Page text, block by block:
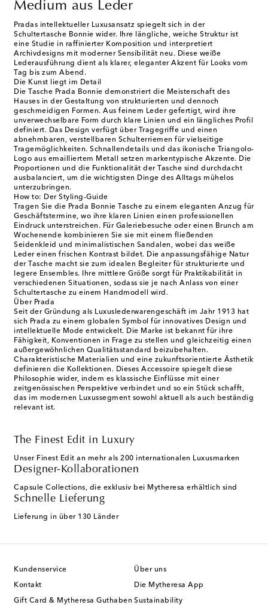
Medium aus Leder
Pradas intellektueller Luxusansatz spiegelt sich in der
Schultertasche Bonnie wider. Ihre längliche, weiche Struktur ist
eine Studie in raffinierter Komposition und interpretiert
Archivdesigns mit moderner Sensibilität neu. Diese weiße
Lederausführung dient als klarer, eleganter Akzent für Looks vom
Tag bis zum Abend.
Die Kunst liegt im Detail
Die Tasche Prada Bonnie demonstriert die Meisterschaft des
Hauses in der Gestaltung von strukturierten und dennoch
geschmeidigen Formen. Aus feinem Leder gefertigt, wird ihre
unverwechselbare Form durch klare Linien und ein längliches Profil
definiert. Das Design verfügt über Tragegriffe und einen
abnehmbaren, verstellbaren Schulterriemen für vielseitige
Tragemöglichkeiten. Schnallendetails und das ikonische Triangolo-
Logo aus emailliertem Metall setzen markentypische Akzente. Die
Proportionen und die Funktionalität der Tasche sind durchdacht
ausbalanciert, um die wichtigsten Dinge des Alltags mühelos
unterzubringen.
How to: Der Styling-Guide
Tragen Sie die Prada Bonnie Tasche zu einem eleganten Anzug für
Geschäftstermine, wo ihre klaren Linien einen professionellen
Eindruck unterstreichen. Für Galeriebesuche oder einen Brunch am
Wochenende kombinieren Sie sie mit einem fließenden
Seidenkleid und minimalistischen Sandalen, wobei das weiße
Leder einen frischen Kontrast bildet. Die anpassungsfähige Natur
der Tasche macht sie zum idealen Begleiter für strukturierte und
legere Ensembles. Ihre mittlere Größe sorgt für Praktikabilität in
verschiedenen Situationen, sodass sie je nach Anlass von einer
Schultertasche zu einem Handmodell wird.
Über Prada
Seit der Gründung als Luxuslederwarengeschäft im Jahr 1913 hat
sich Prada zu einem globalen Symbol für innovatives Design und
intellektuelle Mode entwickelt. Die Marke ist bekannt für ihre
Fähigkeit, Konventionen in Frage zu stellen und gleichzeitig einen
außergewöhnlichen Qualitätsstandard beizubehalten.
Charakteristische Materialien und eine zukunftsorientierte Ästhetik
definieren die Kollektionen. Dieses Accessoire spiegelt diese
Philosophie wider, indem es klassische Einflüsse mit einer
zeitgenössischen Perspektive verbindet und so ein Stück schafft,
das im modernen Luxussegment sowohl aktuell als auch beständig
relevant ist.
The Finest Edit in Luxury
Unser Finest Edit an mehr als 200 internationalen Luxusmarken
Designer-Kollaborationen
Capsule Collections, die exklusiv bei Mytheresa erhältlich sind
Schnelle Lieferung
Lieferung in über 130 Länder
Kundenservice
Kontakt
Gift Card & Mytheresa Guthaben
Über uns
Die Mytheresa App
Sustainability